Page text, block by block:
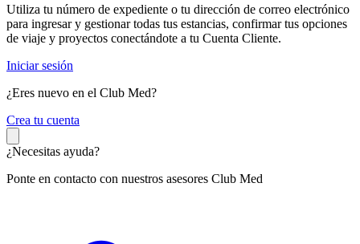
Utiliza tu número de expediente o tu dirección de correo electrónico
para ingresar y gestionar todas tus estancias, confirmar tus opciones
de viaje y proyectos conectándote a tu Cuenta Cliente.
Iniciar sesión
¿Eres nuevo en el Club Med?
Crea tu cuenta
¿Necesitas ayuda?
Ponte en contacto con nuestros asesores Club Med